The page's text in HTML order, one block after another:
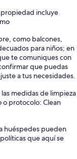
incluye
como balcones,
para niños; en
te comuniques con
que puedas
a tus necesidades.
medidas de limpieza
o protocolo: Clean
huéspedes pueden
que aquí se